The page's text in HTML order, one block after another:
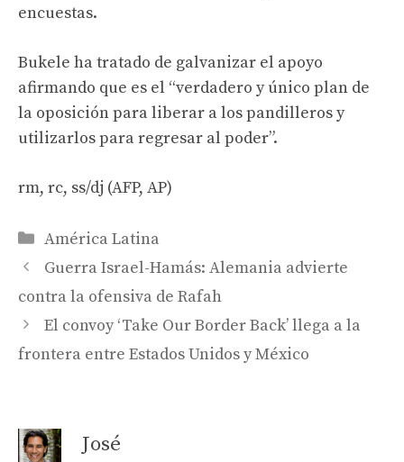
encuestas.
Bukele ha tratado de galvanizar el apoyo
afirmando que es el “verdadero y único plan de
la oposición para liberar a los pandilleros y
utilizarlos para regresar al poder”.
rm, rc, ss/dj (AFP, AP)
Categories
América Latina
Guerra Israel-Hamás: Alemania advierte
contra la ofensiva de Rafah
El convoy ‘Take Our Border Back’ llega a la
frontera entre Estados Unidos y México
José